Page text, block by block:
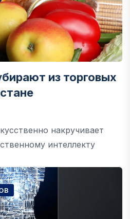
из торговых
накручивает
интеллекту